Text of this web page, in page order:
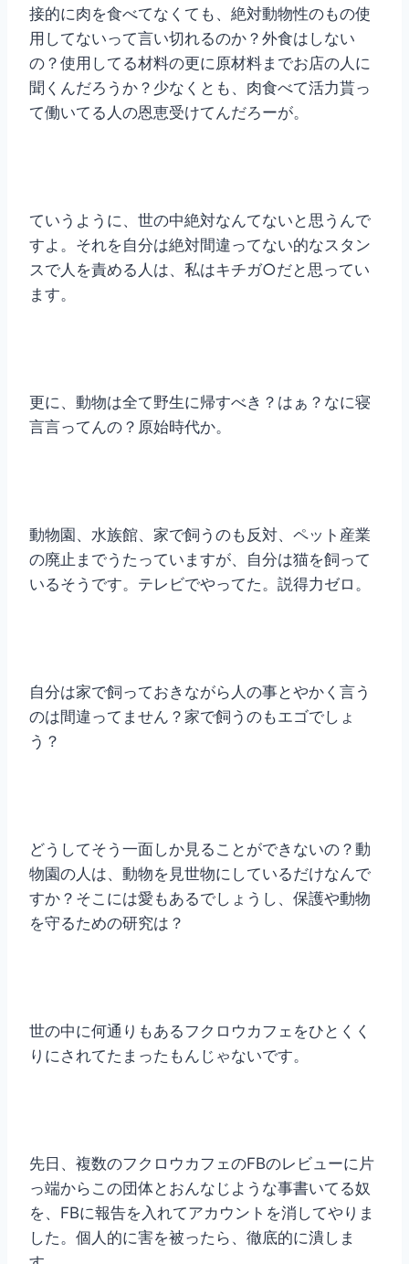
接的に肉を食べてなくても、絶対動物性のもの使
用してないって言い切れるのか？外食はしない
の？使用してる材料の更に原材料までお店の人に
聞くんだろうか？少なくとも、肉食べて活力貰っ
て働いてる人の恩恵受けてんだろーが。
ていうように、世の中絶対なんてないと思うんで
すよ。それを自分は絶対間違ってない的なスタン
スで人を責める人は、私はキチガ○だと思ってい
ます。
更に、動物は全て野生に帰すべき？はぁ？なに寝
言言ってんの？原始時代か。
動物園、水族館、家で飼うのも反対、ペット産業
の廃止までうたっていますが、自分は猫を飼って
いるそうです。テレビでやってた。説得力ゼロ。
自分は家で飼っておきながら人の事とやかく言う
のは間違ってません？家で飼うのもエゴでしょ
う？
どうしてそう一面しか見ることができないの？動
物園の人は、動物を見世物にしているだけなんで
すか？そこには愛もあるでしょうし、保護や動物
を守るための研究は？
世の中に何通りもあるフクロウカフェをひとくく
りにされてたまったもんじゃないです。
先日、複数のフクロウカフェのFBのレビューに片
っ端からこの団体とおんなじような事書いてる奴
を、FBに報告を入れてアカウントを消してやりま
した。個人的に害を被ったら、徹底的に潰しま